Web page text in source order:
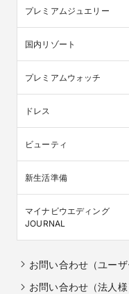
プレミアムジュエリー
国内リゾート
プレミアムウォッチ
ドレス
ビューティ
新生活準備
マイナビウエディング
JOURNAL
お問い合わせ（ユーザ
お問い合わせ（法人様